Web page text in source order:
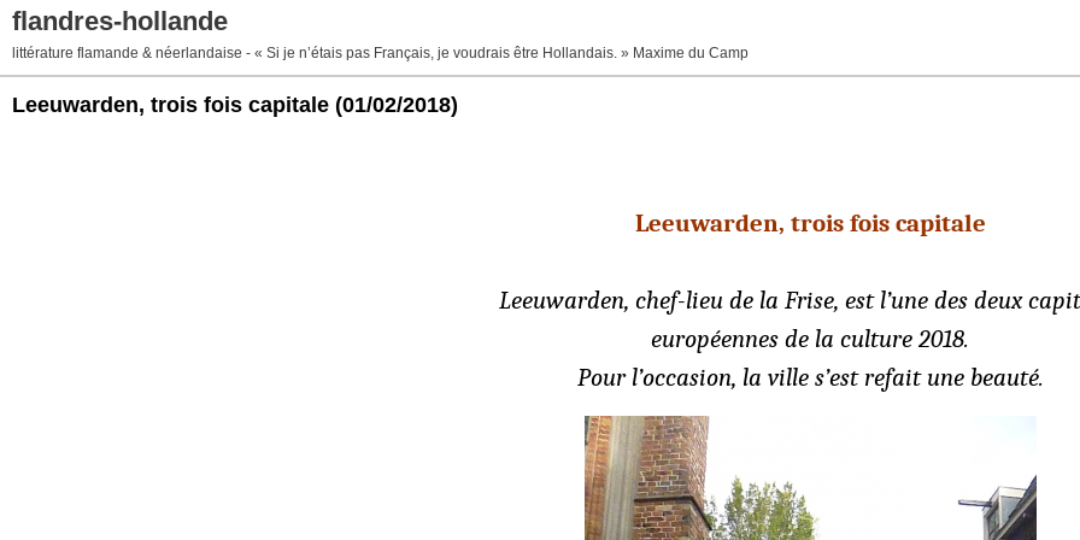
flandres-hollande
littérature flamande & néerlandaise - « Si je n’étais pas Français, je voudrais être Hollandais. » Maxime du Camp
Leeuwarden, trois fois capitale (01/02/2018)
Leeuwarden, trois fois capitale
Leeuwarden, chef-lieu de la Frise, est l’une des deux
européennes de la culture 2018.
Pour l’occasion, la ville s’est refait une beauté.